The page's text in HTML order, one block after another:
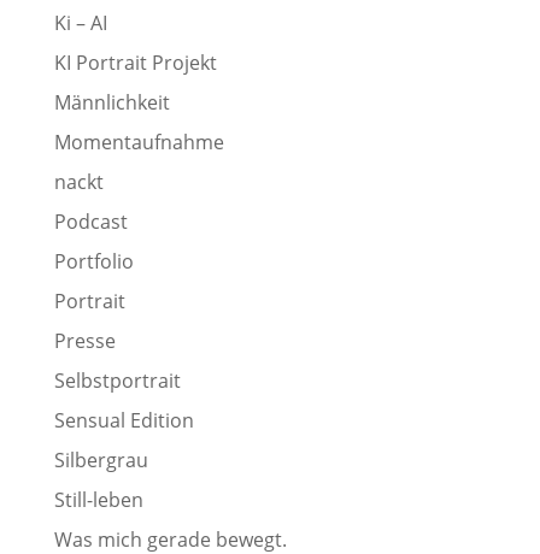
Ki – AI
KI Portrait Projekt
Männlichkeit
Momentaufnahme
nackt
Podcast
Portfolio
Portrait
Presse
Selbstportrait
Sensual Edition
Silbergrau
Still-leben
Was mich gerade bewegt.